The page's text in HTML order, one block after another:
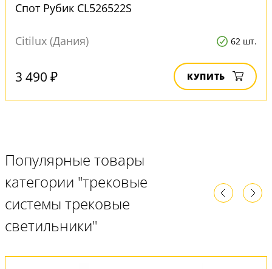
Спот Рубик CL526522S
Citilux (Дания) 62 шт.
3 490 ₽ КУПИТЬ
Популярные товары
категории "трековые
системы трековые
светильники"